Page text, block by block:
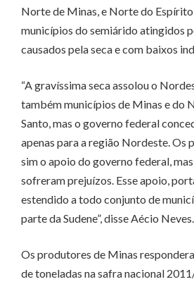
Norte de Minas, e Norte do Espírito
municípios do semiárido atingidos
causados pela seca e com baixos
“A gravíssima seca assolou o
também municípios de Minas e do
Santo, mas o governo federal
apenas para a região Nordeste. Os
sim o apoio do governo federal,
sofreram prejuízos. Esse apoio,
estendido a todo conjunto de
parte da Sudene”, disse Aécio Neves.
Os produtores de Minas
de toneladas na safra nacional